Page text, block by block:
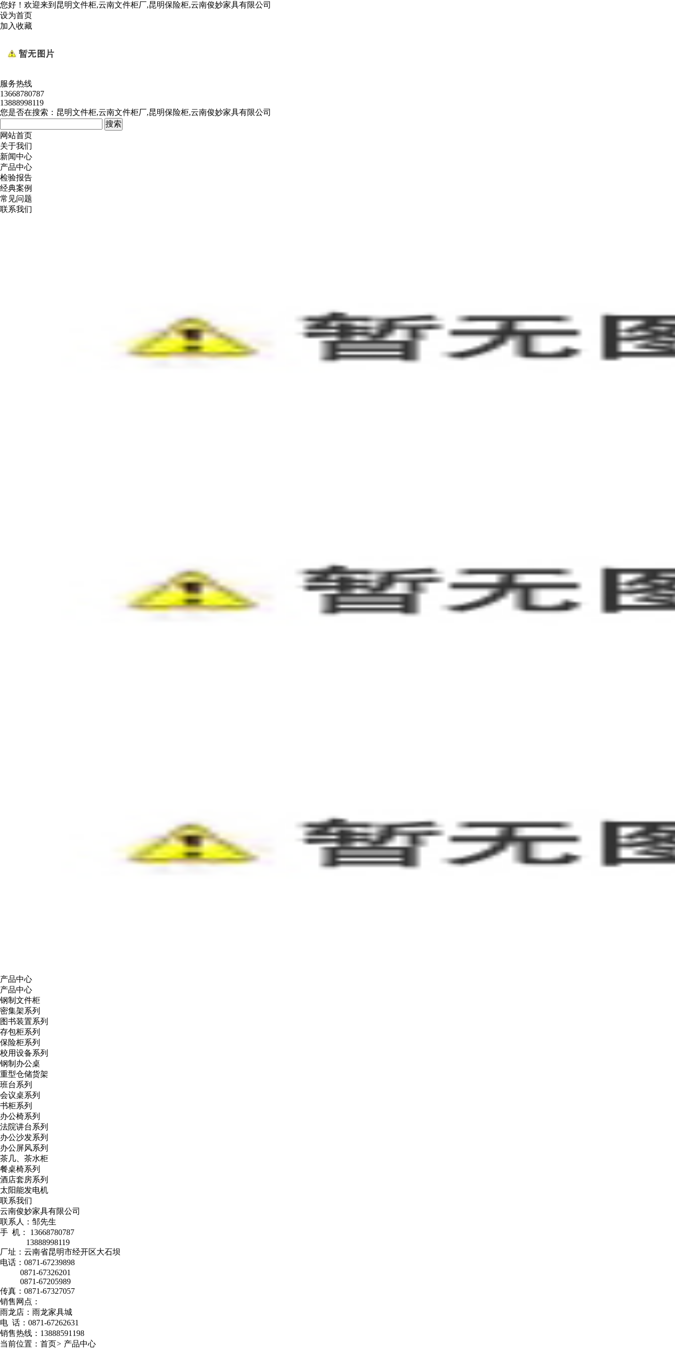
您好！欢迎来到 昆明文件柜,云南文件柜厂,昆明保险柜,云南俊妙家具有限公司
设为首页
加入收藏
服务热线
13668780787
13888998119
您是否在搜索： 昆明文件柜,云南文件柜厂,昆明保险柜,云南俊妙家具有限公司
网站首页
关于我们
新闻中心
产品中心
检验报告
经典案例
常见问题
联系我们
产品中心
产品中心
钢制文件柜
密集架系列
图书装置系列
存包柜系列
保险柜系列
校用设备系列
钢制办公桌
重型仓储货架
班台系列
会议桌系列
书柜系列
办公椅系列
法院讲台系列
办公沙发系列
办公屏风系列
茶几、茶水柜
餐桌椅系列
酒店套房系列
太阳能发电机
联系我们
云南俊妙家具有限公司
联系人：邹先生
手 机： 13668780787
13888998119
厂址：云南省昆明市经开区大石坝
电话：0871-67239898
0871-67326201
0871-67205989
传真：0871-67327057
销售网点：
雨龙店：雨龙家具城
电 话：0871-67262631
销售热线：13888591198
当前位置： 首页> 产品中心